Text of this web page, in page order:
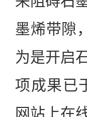
墨烯带隙
为是开启
项成果已
网站上在